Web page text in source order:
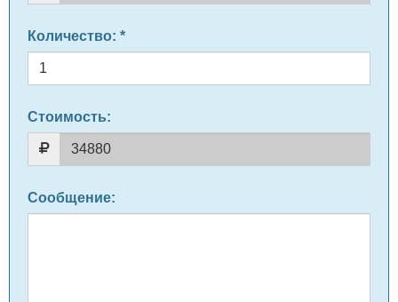
Количество: *
Стоимость:
Сообщение: